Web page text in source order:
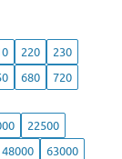
220
230
680 720
22500
48000
63000